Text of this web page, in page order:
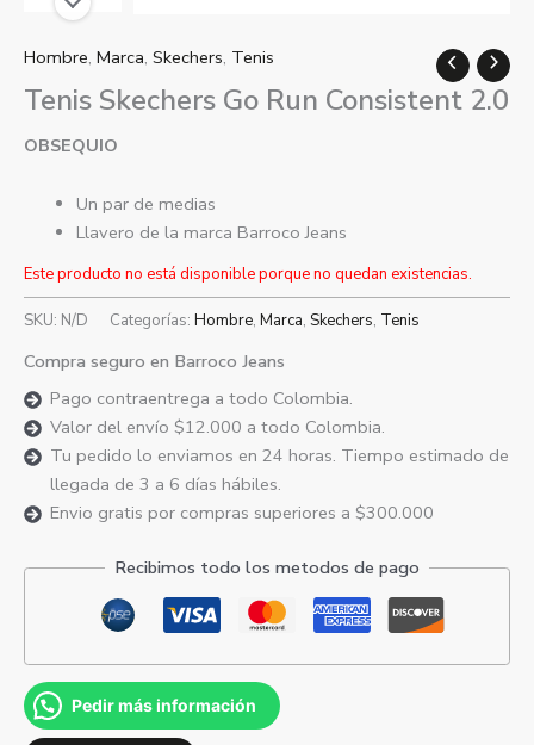
Hombre, Marca, Skechers, Tenis
Tenis Skechers Go Run Consistent 2.0
OBSEQUIO
Un par de medias
Llavero de la marca Barroco Jeans
Este producto no está disponible porque no quedan existencias.
SKU: N/D Categorías: Hombre, Marca, Skechers, Tenis
Compra seguro en Barroco Jeans
Pago contraentrega a todo Colombia.
Valor del envío $12.000 a todo Colombia.
Tu pedido lo enviamos en 24 horas. Tiempo estimado de
llegada de 3 a 6 días hábiles.
Envio gratis por compras superiores a $300.000
Recibimos todo los metodos de pago
Pedir más información